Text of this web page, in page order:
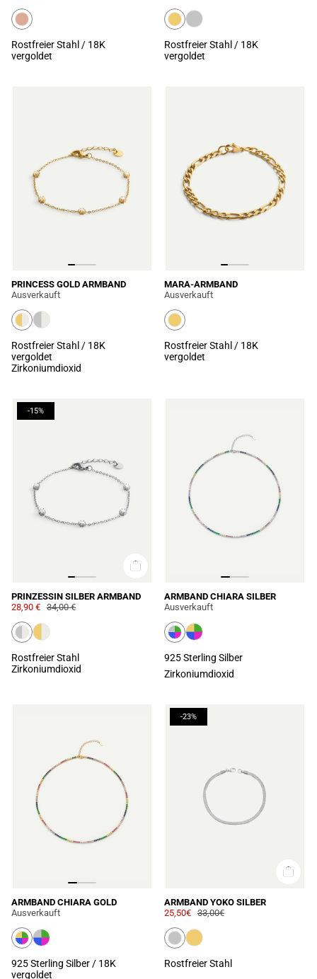
Rostfreier Stahl / 18K
vergoldet
Rostfreier Stahl / 18K
vergoldet
PRINCESS GOLD ARMBAND
Ausverkauft
Rostfreier Stahl / 18K
vergoldet
Zirkoniumdioxid
MARA-ARMBAND
Ausverkauft
Rostfreier Stahl / 18K
vergoldet
-15%
PRINZESSIN SILBER ARMBAND
28,90 € 34,00 €
Rostfreier Stahl
Zirkoniumdioxid
ARMBAND CHIARA SILBER
Ausverkauft
925 Sterling Silber
Zirkoniumdioxid
ARMBAND CHIARA GOLD
Ausverkauft
925 Sterling Silber / 18K
vergoldet
-23%
ARMBAND YOKO SILBER
25,50€ 33,00€
Rostfreier Stahl